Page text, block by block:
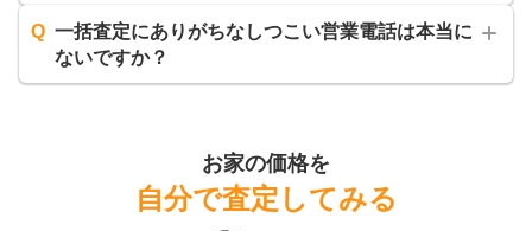
Q 一括査定にありがちなしつこい営業電話は本当に
ないですか？
お家の価格を
自分で査定してみる